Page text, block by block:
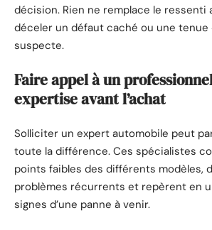
décision. Rien ne remplace le ressenti
déceler un défaut caché ou une tenue
suspecte.
Faire appel à un
expertise avant l’achat
Solliciter un expert automobile peut
toute la différence. Ces spécialistes
points faibles des différents modèles,
problèmes récurrents et repèrent en
signes d’une panne à venir.